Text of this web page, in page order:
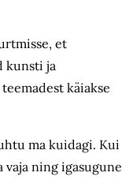
et
kunsti ja
käiakse
ma kuidagi. Kui
ning igasugune